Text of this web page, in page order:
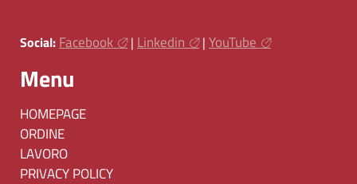
Social: Facebook | Linkedin | YouTube
Menu
HOMEPAGE
ORDINE
LAVORO
PRIVACY POLICY